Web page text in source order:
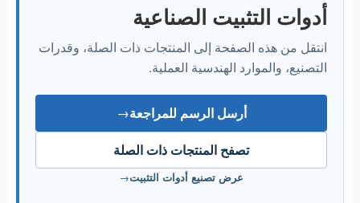
أدوات التثبيت الصناعية
انتقل من هذه الصفحة إلى المنتجات ذات الصلة، وقدرات
التصنيع، والموارد الهندسية العملية.
أرسل الرسم للمراجعة→
تصفح المنتجات ذات الصلة
عرض تصنيع أدوات التثبيت→